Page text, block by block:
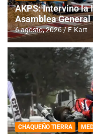
AKPS: Intervino la
Asamblea
6 agosto, 2026 E-Kart
CHAQUEÑO TIERRA